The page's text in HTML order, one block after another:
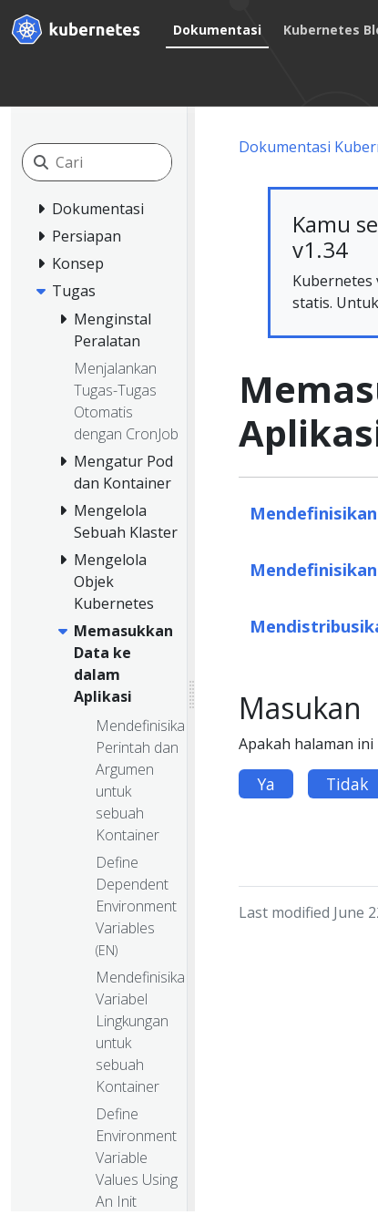
Dokumentasi Kubernetes
Dokumentasi
Persiapan
Konsep
Tugas
Menginstal
Peralatan
Menjalankan
Tugas-Tugas
Otomatis
dengan CronJob
Mengatur Pod
dan Kontainer
Mengelola
Sebuah Klaster
Mengelola
Objek
Kubernetes
Memasukkan
Data ke
dalam
Aplikasi
Mendefinisikan
Perintah dan
Argumen
untuk
sebuah
Kontainer
Define
Dependent
Environment
Variables
(EN)
Mendefinisikan
Variabel
Lingkungan
untuk
sebuah
Kontainer
Define
Environment
Variable
Values Using
An Init
Dokumentasi
Kamu
v1.34
Kubernetes
statis.
Masukan
Apakah halaman ini
Ya Tidak
Last modified June